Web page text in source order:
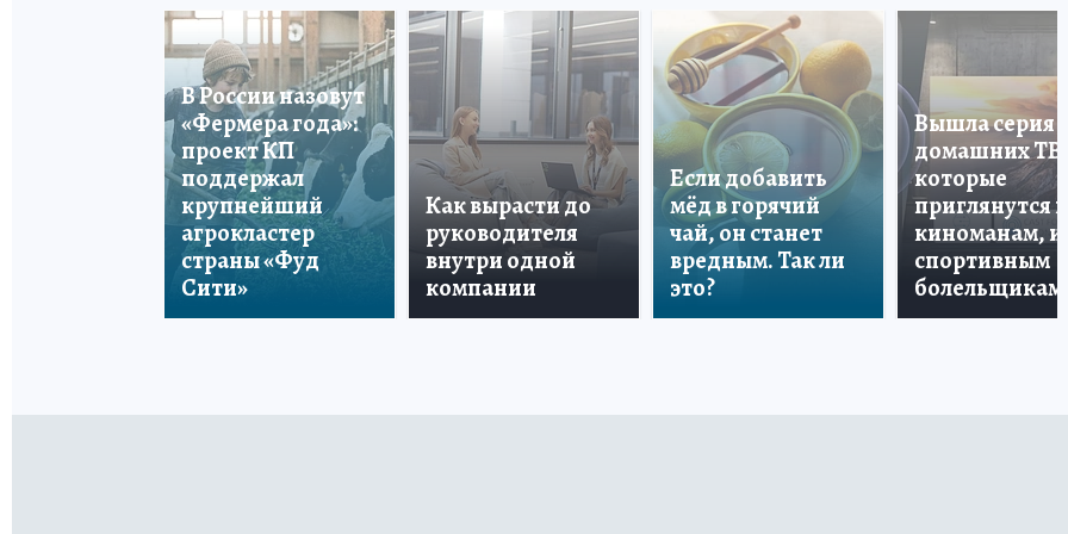
В России назовут
«Фермера года»:
проект КП
поддержал
крупнейший
агрокластер
страны «Фуд
Сити»
Как вырасти до
руководителя
внутри одной
компании
Если добавить
мёд в горячий
чай, он станет
вредным. Так ли
это?
Вышла серия
домашних ТВ,
которые
приглянутся и
киноманам, и
спортивным
болельщикам